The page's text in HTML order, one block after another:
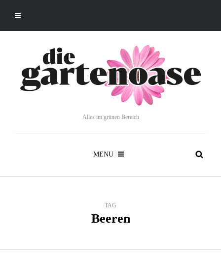
Alles im grünen Bereich
MENU
TAG
Beeren